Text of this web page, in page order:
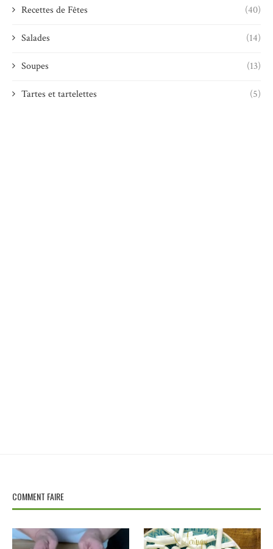
Recettes de Fêtes (40)
Salades (14)
Soupes (13)
Tartes et tartelettes (5)
COMMENT FAIRE